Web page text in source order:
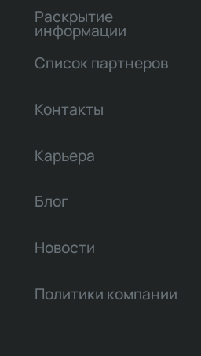
Раскрытие
информации
Список партнеров
Контакты
Карьера
Блог
Новости
Политики компании